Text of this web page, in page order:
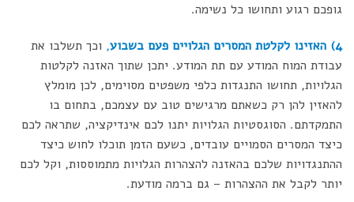
גופכם רגוע ותחושו כל נשימה.
4) האזינו לקלטת המסרים הגלויים פעם בשבוע , וכך תשלבו את
עבודת המוח המודע עם תת המודע. יתכן שתוך האזנה לקלטות
הגלויות, תחושו התנגדות כלפי משפטים מסוימים, לכן מומלץ
להאזין להן רק כשאתם מרגישים טוב עם עצמכם, בתחום בו
התמקדתם. הסוגסטיות הגלויות יתנו לכם אינדיקציה, שתראה לכם
כיצד המסרים הסמויים עובדים, כשעם הזמן תוכלו לחוש כיצד
ההתנגדויות שלכם בהאזנה להצהרות הגלויות מתמוססות, וקל לכם
יותר לקבל את ההצהרות – גם ברמה מודעת.